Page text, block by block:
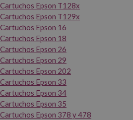
Cartuchos Epson T128x
Cartuchos Epson T129x
Cartuchos Epson 16
Cartuchos Epson 18
Cartuchos Epson 26
Cartuchos Epson 29
Cartuchos Epson 202
Cartuchos Epson 33
Cartuchos Epson 34
Cartuchos Epson 35
Cartuchos Epson 378 y 478